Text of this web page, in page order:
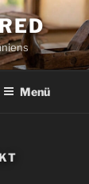
Menü